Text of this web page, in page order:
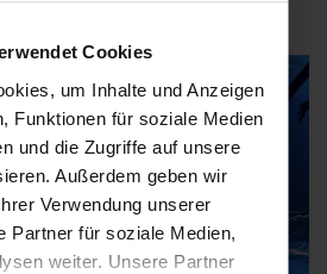
Cookies
um Inhalte und Anzeigen
Funktionen für soziale Medien
und die Zugriffe auf unsere
Außerdem geben wir
Verwendung unserer
Partner für soziale Medien,
weiter. Unsere Partner